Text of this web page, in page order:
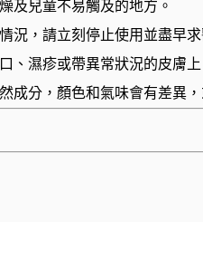
及兒童不易觸及的地方。
況，請立刻停止使用並盡早求
、濕疹或帶異常狀況的皮膚上
成分，顏色和氣味會有差異